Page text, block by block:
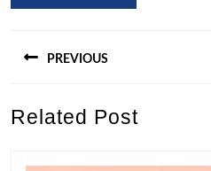
PREVIOUS
post:
Related Post